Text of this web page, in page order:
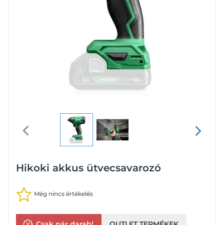
Hikoki akkus ütvecsavarozó
Még nincs értékelés